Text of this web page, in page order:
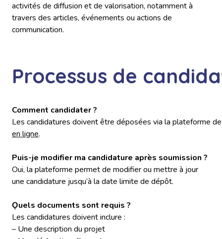
activités de diffusion et de valorisation, notamment à
travers des articles, événements ou actions de
communication.
Processus de
Comment candidater ?
Les candidatures doivent être déposées via la plateforme
en ligne.
Puis-je modifier ma candidature après soumission ?
Oui, la plateforme permet de modifier ou mettre à jour
une candidature jusqu’à la date limite de dépôt.
Ǫuels documents sont requis ?
Les candidatures doivent inclure :
– Une description du projet